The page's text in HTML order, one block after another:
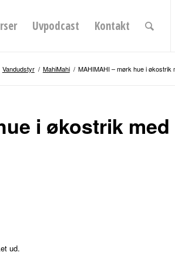
Uvpodcast Kontakt
Vandudstyr / MahiMahi / MAHIMAHI – mørk hue i økostrik
i økostrik
ud.